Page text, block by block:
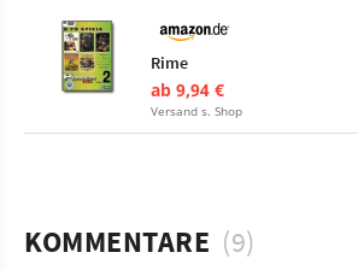
Rime
ab 9,94 €
Versand s. Shop
KOMMENTARE (9)